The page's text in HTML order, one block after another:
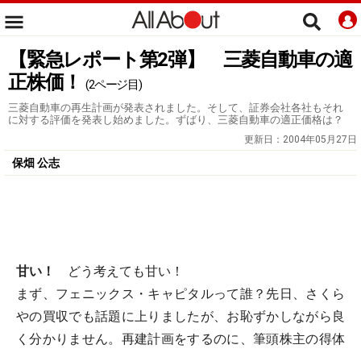
【緊急レポート第2弾】 三菱自動車の適
正株価！
(2ページ目)
三菱自動車の再生計画が発表されました。そして、証券会社各社もそれ
に対する評価を発表し始めました。ずばり、三菱自動車の適正価格は？
更新日： 2004年05月27日
保畑 公志
甘い！
どう考えても甘い！
まず、フェニックス・キャピタルって誰？先日、さくら
やの買収でも話題に上りましたが、お恥ずかしながら良
く分かりません。再建計画をするのに、筆頭株主の得体